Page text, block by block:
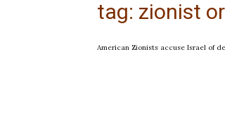
tag: zionist
American Zionists accuse Israel of